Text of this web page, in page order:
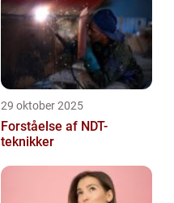
29 oktober 2025
Forståelse af NDT-
teknikker